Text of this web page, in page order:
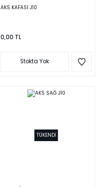
AKS KAFASI J10
0,00 TL
Stokta Yok
TÜKENDİ